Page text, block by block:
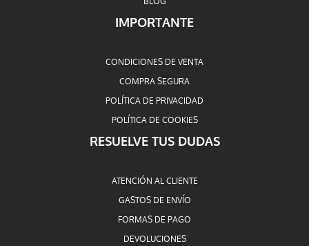
IMPORTANTE
CONDICIONES DE VENTA
COMPRA SEGURA
POLÍTICA DE PRIVACIDAD
POLÍTICA DE COOKIES
RESUELVE TUS DUDAS
ATENCIÓN AL CLIENTE
GASTOS DE ENVÍO
FORMAS DE PAGO
DEVOLUCIONES